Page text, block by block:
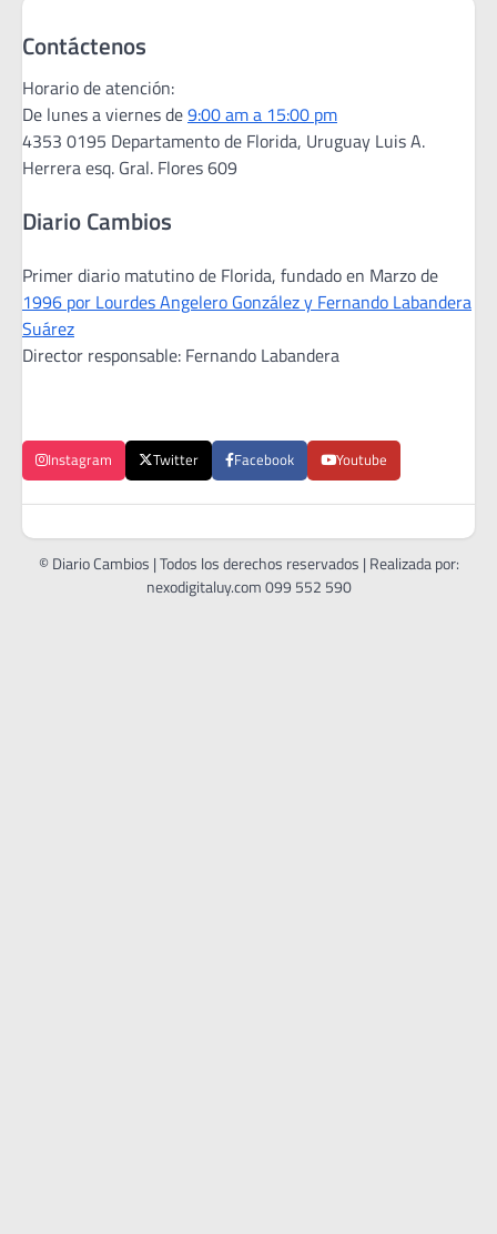
Contáctenos
Horario de atención:
De lunes a viernes de9:00 am a 15:00 pm
4353 0195 Departamento de Florida, Uruguay Luis A.
Herrera esq. Gral. Flores 609
Diario Cambios
Primer diario matutino de Florida, fundado en Marzo de
1996 por Lourdes Angelero González y Fernando Labandera
Suárez
Director responsable: Fernando Labandera
Instagram Twitter Facebook Youtube